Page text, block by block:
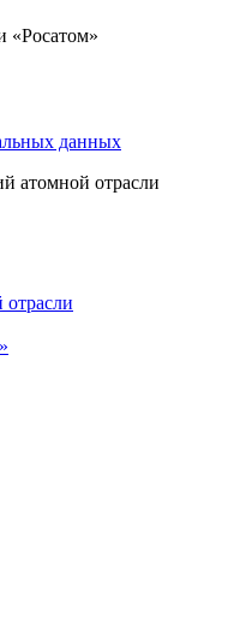
«Росатом»
данных
атомной отрасли